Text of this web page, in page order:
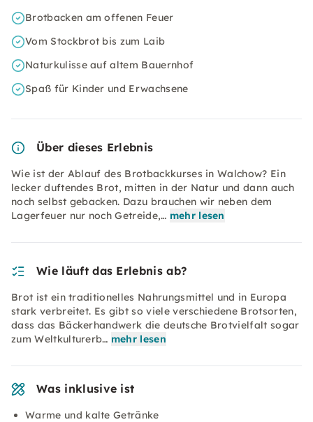
Brotbacken am offenen Feuer
Vom Stockbrot bis zum Laib
Naturkulisse auf altem Bauernhof
Spaß für Kinder und Erwachsene
Über dieses Erlebnis
Wie ist der Ablauf des Brotbackkurses in Walchow? Ein
lecker duftendes Brot, mitten in der Natur und dann auch
noch selbst gebacken. Dazu brauchen wir neben dem
Lagerfeuer nur noch Getreide,… mehr lesen
Wie läuft das Erlebnis ab?
Brot ist ein traditionelles Nahrungsmittel und in Europa
stark verbreitet. Es gibt so viele verschiedene Brotsorten,
dass das Bäckerhandwerk die deutsche Brotvielfalt sogar
zum Weltkulturerb… mehr lesen
Was inklusive ist
Warme und kalte Getränke